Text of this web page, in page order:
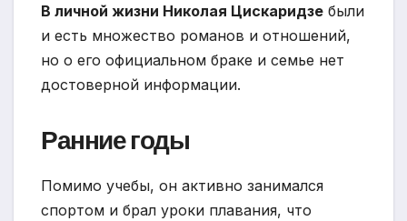
В личной жизни Николая Цискаридзе были
и есть множество романов и отношений,
но о его официальном браке и семье нет
достоверной информации.
Ранние годы
Помимо учебы, он активно занимался
спортом и брал уроки плавания, что